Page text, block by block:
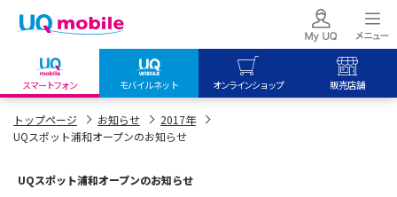
スマートフォン モバイルネット オンラインショップ 販売店舗
my UQ WiMAX
UQ WiMAX ご契約の方
My UQ mobile
UQ mobile
オンラインショップ
UQ WiMAX
UQ mobile
販売店舗
UQ WiMAX
トップページ お知らせ
2017年
UQスポット浦和オープンのお知らせ
UQスポット浦和オープンのお知らせ